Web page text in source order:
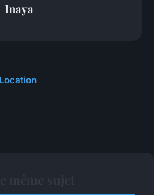
Inaya